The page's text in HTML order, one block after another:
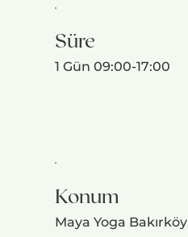
Süre
1 Gün 09:00-17:00
Konum
Maya Yoga Bakırköy